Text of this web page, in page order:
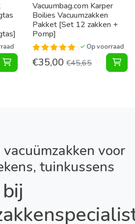
Tuinkussen Pakket
Vacuumbag.com Karper
Boilies Vacuumzakken
Pakket [Set 12 zakken +
Pomp]
Op voorraad
€35,00 €45,65
voor
tuinkussens